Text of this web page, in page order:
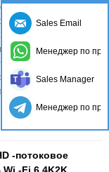
TV Box 4K Ultra
14, Wi-Fi 6 и
S905Y5 для
и
брендинга-
и коммерческого
-потоковое
Sales Email
Менеджер по
Sales Manager
Менеджер по